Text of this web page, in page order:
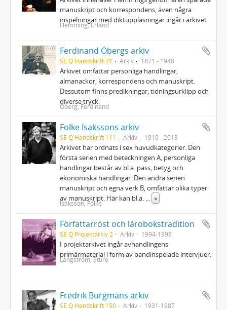
manuskript och korrespondens, även några
inspelningar med diktuppläsningar ingår i arkivet
Flemming, Erland
Ferdinand Öbergs arkiv
SE Q Handskrift 71 Arkiv 1871 - 1948
Arkivet omfattar personliga handlingar,
almanackor, korrespondens och manuskript.
Dessutom finns predikningar, tidningsurklipp och
diverse tryck.
Öberg, Ferdinand
Folke Isakssons arkiv
SE Q Handskrift 111 Arkiv 1910 - 2013
Arkivet har ordnats i sex huvudkategorier. Den
första serien med beteckningen A, personliga
handlingar består av bl.a. pass, betyg och
ekonomiska handlingar. Den andra serien
manuskript och egna verk B, omfattar olika typer
av manuskript. Här kan bl.a.
»
Isaksson, Folke
Författarröst och lärobokstradition
SE Q Projektarkiv 2 Arkiv 1994-1996
I projektarkivet ingår avhandlingens
primärmaterial i form av bandinspelade intervjuer.
Långström, Sture
Fredrik Burgmans arkiv
SE Q Handskrift 150 Arkiv 1931-1987